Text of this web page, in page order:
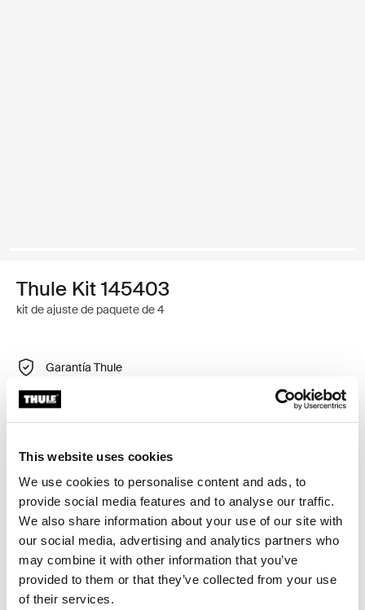
This website uses cookies
We use cookies to personalise content and ads, to
provide social media features and to analyse our traffic.
We also share information about your use of our site with
our social media, advertising and analytics partners who
may combine it with other information that you’ve
provided to them or that they’ve collected from your use
of their services.
Thule Kit 145403
kit de ajuste de paquete de 4
Garantía Thule
Encontrar en tienda
Kit de ajuste a la medida para montar un sistema de
portaequipajes de techo Thule en vehículos sin puntos
de fijación preexistentes del portaequipajes de techo o
con portaequipajes instalados de fábrica.